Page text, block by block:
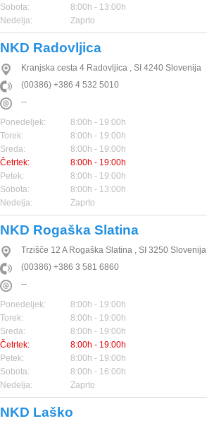
Sobota:
8:00h - 13:00h
Nedelja:
Zaprto
NKD Radovljica
Kranjska cesta 4 Radovljica , SI 4240 Slovenija
(00386) +386 4 532 5010
--
Ponedeljek:
8:00h - 19:00h
Torek:
8:00h - 19:00h
Sreda:
8:00h - 19:00h
Četrtek:
8:00h - 19:00h
Petek:
8:00h - 19:00h
Sobota:
8:00h - 13:00h
Nedelja:
Zaprto
NKD Rogaška Slatina
Trzišče 12 A Rogaška Slatina , SI 3250 Slovenija
(00386) +386 3 581 6860
--
Ponedeljek:
8:00h - 19:00h
Torek:
8:00h - 19:00h
Sreda:
8:00h - 19:00h
Četrtek:
8:00h - 19:00h
Petek:
8:00h - 19:00h
Sobota:
8:00h - 16:00h
Nedelja:
Zaprto
NKD Laško